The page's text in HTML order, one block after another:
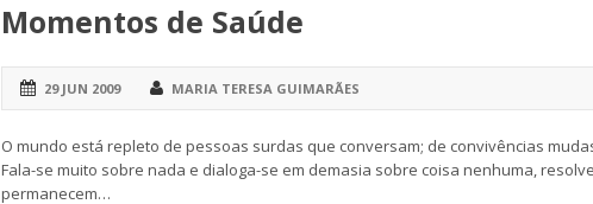
Momentos de Saúde
29 JUN 2009 MARIA TERESA GUIMARÃES
O mundo está repleto de pessoas surdas que conversam; de convivências
Fala-se muito sobre nada e dialoga-se em demasia sobre coisa nenhuma,
permanecem…